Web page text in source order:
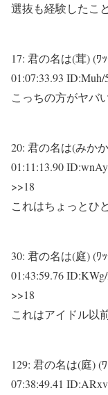
選抜も経験したこ
17: 君の名は(茸) (ﾜ
01:07:33.93 ID:Muh/
こっちの方がヤバ
20: 君の名は(みか
01:11:13.90
>>18
これはちょっとひ
30: 君の名は(庭) (ﾜ
01:43:59.76
>>18
これはアイドル以
129: 君の名は(庭) (
07:38:49.41